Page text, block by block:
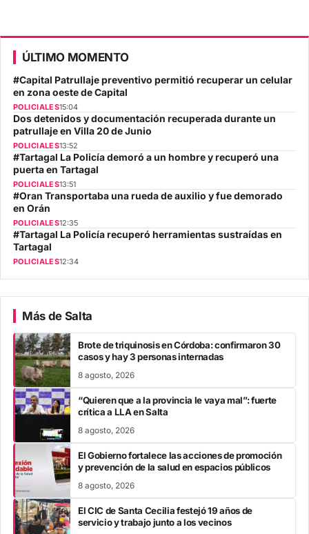
ÚLTIMO MOMENTO
#Capital Patrullaje preventivo permitió recuperar un celular
en zona oeste de Capital
POLICIALES15:04
Dos detenidos y documentación recuperada durante un
patrullaje en Villa 20 de Junio
POLICIALES13:52
#Tartagal La Policía demoró a un hombre y recuperó una
puerta en Tartagal
POLICIALES13:51
#Oran Transportaba una rueda de auxilio y fue demorado
en Orán
POLICIALES12:35
#Tartagal La Policía recuperó herramientas sustraídas en
Tartagal
POLICIALES12:34
Más de Salta
Brote de triquinosis en Córdoba: confirmaron 30
casos y hay 3 personas internadas
8 agosto, 2026
“Quieren que a la provincia le vaya mal”: fuerte
crítica a LLA en Salta
8 agosto, 2026
El Gobierno fortalece las acciones de promoción
y prevención de la salud en espacios públicos
8 agosto, 2026
El CIC de Santa Cecilia festejó 19 años de
servicio y trabajo junto a los vecinos